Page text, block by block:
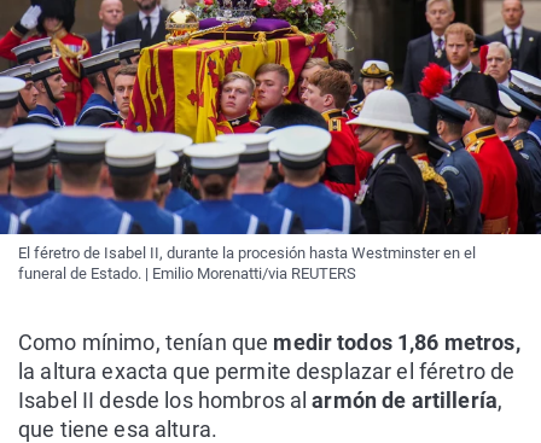
El féretro de Isabel II, durante la procesión hasta Westminster en el
funeral de Estado. | Emilio Morenatti/via REUTERS
Como mínimo, tenían que medir todos 1,86 metros,
la altura exacta que permite desplazar el féretro de
Isabel II desde los hombros alarmón de artillería,
que tiene esa altura.